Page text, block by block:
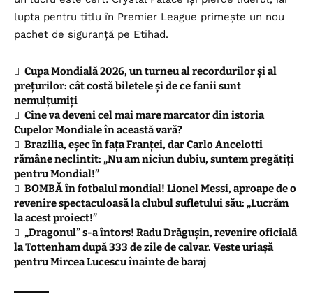
lupta pentru titlu în Premier League primește un nou
pachet de siguranță pe Etihad.
Cupa Mondială 2026, un turneu al recordurilor și al
prețurilor: cât costă biletele și de ce fanii sunt
nemulțumiți
Cine va deveni cel mai mare marcator din istoria
Cupelor Mondiale în această vară?
Brazilia, eșec în fața Franței, dar Carlo Ancelotti
rămâne neclintit: „Nu am niciun dubiu, suntem pregătiți
pentru Mondial!”
BOMBĂ în fotbalul mondial! Lionel Messi, aproape de o
revenire spectaculoasă la clubul sufletului său: „Lucrăm
la acest proiect!”
„Dragonul” s-a întors! Radu Drăgușin, revenire oficială
la Tottenham după 333 de zile de calvar. Veste uriașă
pentru Mircea Lucescu înainte de baraj